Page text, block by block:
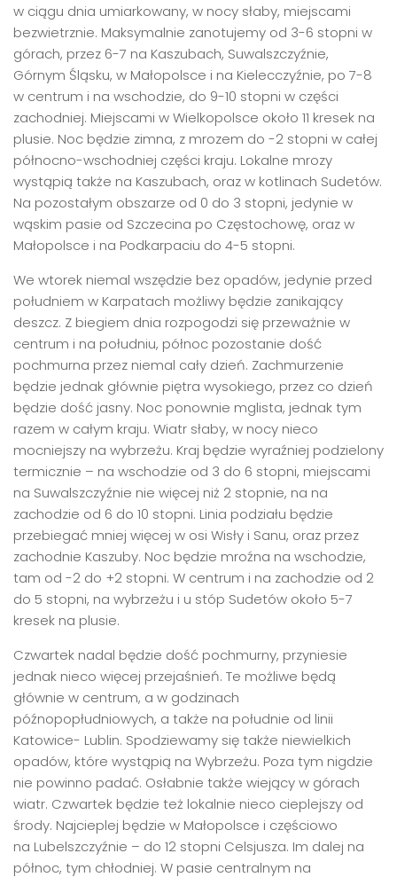
w ciągu dnia umiarkowany, w nocy słaby, miejscami
bezwietrznie. Maksymalnie zanotujemy od 3-6 stopni w
górach, przez 6-7 na Kaszubach, Suwalszczyźnie,
Górnym Śląsku, w Małopolsce i na Kielecczyźnie, po 7-8
w centrum i na wschodzie, do 9-10 stopni w części
zachodniej. Miejscami w Wielkopolsce około 11 kresek na
plusie. Noc będzie zimna, z mrozem do -2 stopni w całej
północno-wschodniej części kraju. Lokalne mrozy
wystąpią także na Kaszubach, oraz w kotlinach Sudetów.
Na pozostałym obszarze od 0 do 3 stopni, jedynie w
wąskim pasie od Szczecina po Częstochowę, oraz w
Małopolsce i na Podkarpaciu do 4-5 stopni.
We wtorek niemal wszędzie bez opadów, jedynie przed
południem w Karpatach możliwy będzie zanikający
deszcz. Z biegiem dnia rozpogodzi się przeważnie w
centrum i na południu, północ pozostanie dość
pochmurna przez niemal cały dzień. Zachmurzenie
będzie jednak głównie piętra wysokiego, przez co dzień
będzie dość jasny. Noc ponownie mglista, jednak tym
razem w całym kraju. Wiatr słaby, w nocy nieco
mocniejszy na wybrzeżu. Kraj będzie wyraźniej podzielony
termicznie – na wschodzie od 3 do 6 stopni, miejscami
na Suwalszczyźnie nie więcej niż 2 stopnie, na na
zachodzie od 6 do 10 stopni. Linia podziału będzie
przebiegać mniej więcej w osi Wisły i Sanu, oraz przez
zachodnie Kaszuby. Noc będzie mroźna na wschodzie,
tam od -2 do +2 stopni. W centrum i na zachodzie od 2
do 5 stopni, na wybrzeżu i u stóp Sudetów około 5-7
kresek na plusie.
Czwartek nadal będzie dość pochmurny, przyniesie
jednak nieco więcej przejaśnień. Te możliwe będą
głównie w centrum, a w godzinach
późnopopłudniowych, a także na południe od linii
Katowice- Lublin. Spodziewamy się także niewielkich
opadów, które wystąpią na Wybrzeżu. Poza tym nigdzie
nie powinno padać. Osłabnie także wiejący w górach
wiatr. Czwartek będzie też lokalnie nieco cieplejszy od
środy. Najcieplej będzie w Małopolsce i częściowo
na Lubelszczyźnie – do 12 stopni Celsjusza. Im dalej na
północ, tym chłodniej. W pasie centralnym na